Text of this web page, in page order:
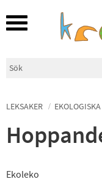
Meny
LEKSAKER
Ekoleko